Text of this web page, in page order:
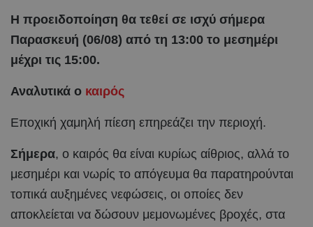
Η προειδοποίηση θα τεθεί σε ισχύ σήμερα
Παρασκευή (06/08) από τη 13:00 το μεσημέρι
μέχρι τις 15:00.
Αναλυτικά ο καιρός
Εποχική χαμηλή πίεση επηρεάζει την περιοχή.
Σήμερα, ο καιρός θα είναι κυρίως αίθριος, αλλά το
μεσημέρι και νωρίς το απόγευμα θα παρατηρούνται
τοπικά αυξημένες νεφώσεις, οι οποίες δεν
αποκλείεται να δώσουν μεμονωμένες βροχές, στα